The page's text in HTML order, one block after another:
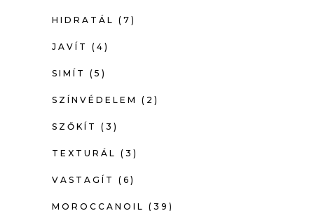
HIDRATÁL (7)
JAVÍT (4)
SIMÍT (5)
SZÍNVÉDELEM (2)
SZŐKÍT (3)
TEXTURÁL (3)
VASTAGÍT (6)
MOROCCANOIL (39)